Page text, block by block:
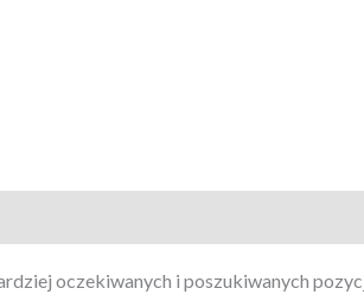
oczekiwanych i poszukiwanych